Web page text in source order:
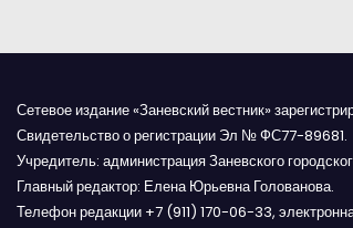
г
а
Сетевое издание «Заневский вестник»
Свидетельство о регистрации Эл № ФС77-89681.
Учредитель: администрация Заневского
Главный редактор: Елена Юрьевна Голованова.
Телефон редакции +7 (911) 170-06-33,